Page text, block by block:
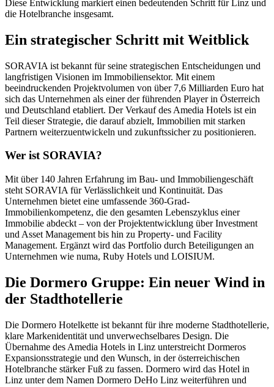
Diese Entwicklung markiert einen bedeutenden Schritt für Linz und
die Hotelbranche insgesamt.
Ein strategischer Schritt mit Weitblick
SORAVIA ist bekannt für seine strategischen Entscheidungen und
langfristigen Visionen im Immobiliensektor. Mit einem
beeindruckenden Projektvolumen von über 7,6 Milliarden Euro hat
sich das Unternehmen als einer der führenden Player in Österreich
und Deutschland etabliert. Der Verkauf des Amedia Hotels ist ein
Teil dieser Strategie, die darauf abzielt, Immobilien mit starken
Partnern weiterzuentwickeln und zukunftssicher zu positionieren.
Wer ist SORAVIA?
Mit über 140 Jahren Erfahrung im Bau- und Immobiliengeschäft
steht SORAVIA für Verlässlichkeit und Kontinuität. Das
Unternehmen bietet eine umfassende 360-Grad-
Immobilienkompetenz, die den gesamten Lebenszyklus einer
Immobilie abdeckt – von der Projektentwicklung über Investment
und Asset Management bis hin zu Property- und Facility
Management. Ergänzt wird das Portfolio durch Beteiligungen an
Unternehmen wie numa, Ruby Hotels und LOISIUM.
Die Dormero Gruppe: Ein neuer Wind in
der Stadthotellerie
Die Dormero Hotelkette ist bekannt für ihre moderne Stadthotellerie,
klare Markenidentität und unverwechselbares Design. Die
Übernahme des Amedia Hotels in Linz unterstreicht Dormeros
Expansionsstrategie und den Wunsch, in der österreichischen
Hotelbranche stärker Fuß zu fassen. Dormero wird das Hotel in
Linz unter dem Namen Dormero DeHo Linz weiterführen und